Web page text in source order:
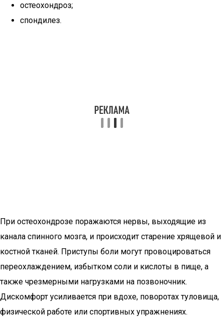
остеохондроз;
спондилез.
При остеохондрозе поражаются нервы, выходящие из
канала спинного мозга, и происходит старение хрящевой и
костной тканей. Приступы боли могут провоцироваться
переохлаждением, избытком соли и кислоты в пище, а
также чрезмерными нагрузками на позвоночник.
Дискомфорт усиливается при вдохе, поворотах туловища,
физической работе или спортивных упражнениях.